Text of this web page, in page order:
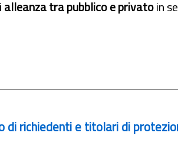
alleanza tra pubblico e privatoin
richiedenti e titolari di